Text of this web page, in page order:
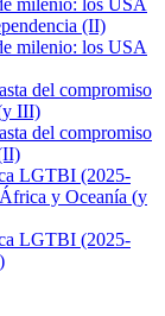
milenio: los USA
(II)
milenio: los USA
del compromiso
III)
del compromiso
LGTBI (2025-
y Oceanía (y
LGTBI (2025-